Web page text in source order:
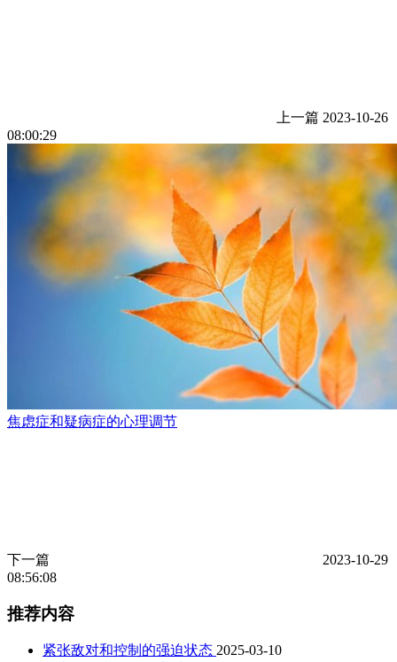
上一篇 2023-10-26
08:00:29
焦虑症和疑病症的心理调节
下一篇
2023-10-29
08:56:08
推荐内容
紧张敌对和控制的强迫状态 2025-03-10